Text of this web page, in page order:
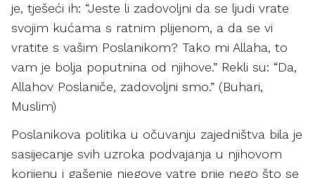
je, tješeći ih: “Jeste li zadovoljni da se ljudi vrate
svojim kućama s ratnim plijenom, a da se vi
vratite s vašim Poslanikom? Tako mi Allaha, to
vam je bolja poputnina od njihove.” Rekli su: “Da,
Allahov Poslaniče, zadovoljni smo.” (Buhari,
Muslim)
Poslanikova politika u očuvanju zajedništva bila je
sasijecanje svih uzroka podvajanja u njihovom
korijenu i gašenje njegove vatre prije nego što se